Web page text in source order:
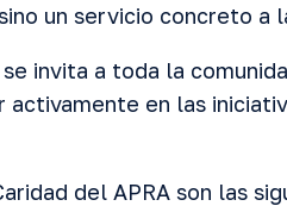
un servicio concreto a
invita a toda la
en las
del APRA son las